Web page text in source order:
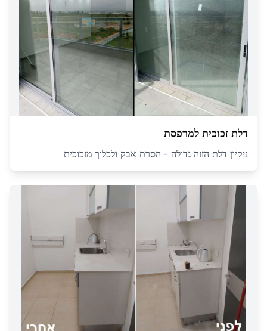
דלת זכוכית למרפסת
ניקיון דלת הזזה גדולה - הסרת אבק ולכלוך מזכוכית